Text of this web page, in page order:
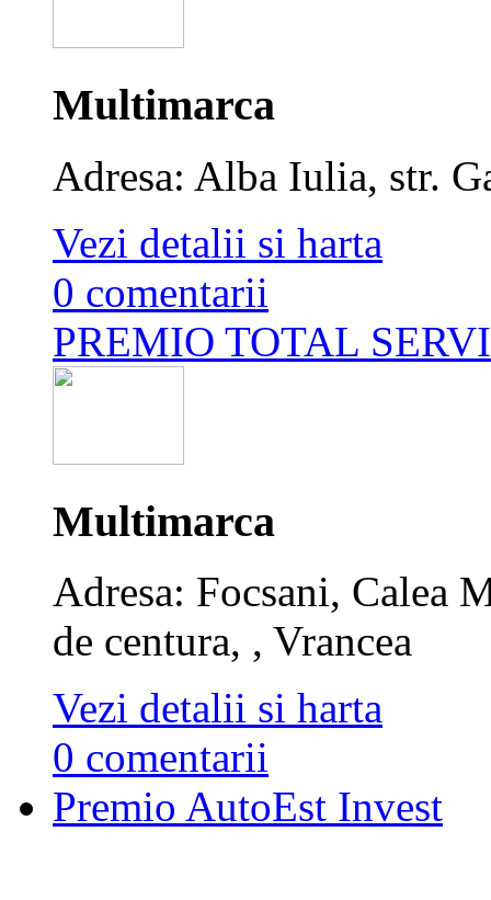
Multimarca
Adresa: Alba Iulia, str.
Vezi detalii si harta
0 comentarii
PREMIO TOTAL
Multimarca
Adresa: Focsani, Calea
de centura, , Vrancea
Vezi detalii si harta
0 comentarii
Premio AutoEst Invest